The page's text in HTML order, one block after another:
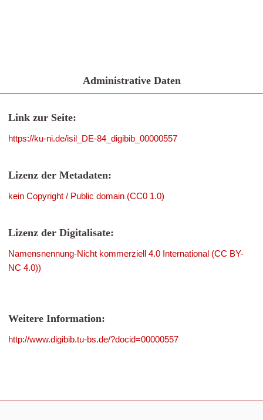
Administrative Daten
Link zur Seite:
https://ku-ni.de/isil_DE-84_digibib_00000557
Lizenz der Metadaten:
kein Copyright / Public domain (CC0 1.0)
Lizenz der Digitalisate:
Namensnennung-Nicht kommerziell 4.0 International (CC BY-
NC 4.0))
Weitere Information:
http://www.digibib.tu-bs.de/?docid=00000557